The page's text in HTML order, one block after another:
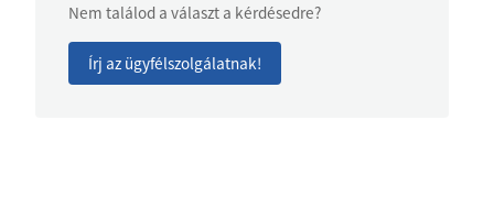
Nem találod a választ a kérdésedre?
Írj az ügyfélszolgálatnak!